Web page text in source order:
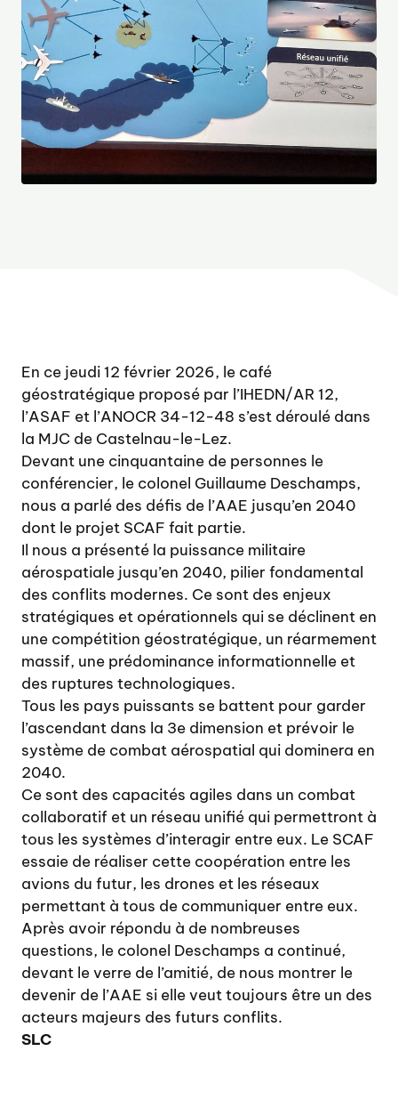
En ce jeudi 12 février 2026, le café
géostratégique proposé par l’IHEDN/AR 12,
l’ASAF et l’ANOCR 34-12-48 s’est déroulé dans
la MJC de Castelnau-le-Lez.
Devant une cinquantaine de personnes le
conférencier, le colonel Guillaume Deschamps,
nous a parlé des défis de l’AAE jusqu’en 2040
dont le projet SCAF fait partie.
Il nous a présenté la puissance militaire
aérospatiale jusqu’en 2040, pilier fondamental
des conflits modernes. Ce sont des enjeux
stratégiques et opérationnels qui se déclinent en
une compétition géostratégique, un réarmement
massif, une prédominance informationnelle et
des ruptures technologiques.
Tous les pays puissants se battent pour garder
l’ascendant dans la 3e dimension et prévoir le
système de combat aérospatial qui dominera en
2040.
Ce sont des capacités agiles dans un combat
collaboratif et un réseau unifié qui permettront à
tous les systèmes d’interagir entre eux. Le SCAF
essaie de réaliser cette coopération entre les
avions du futur, les drones et les réseaux
permettant à tous de communiquer entre eux.
Après avoir répondu à de nombreuses
questions, le colonel Deschamps a continué,
devant le verre de l’amitié, de nous montrer le
devenir de l’AAE si elle veut toujours être un des
acteurs majeurs des futurs conflits.
SLC